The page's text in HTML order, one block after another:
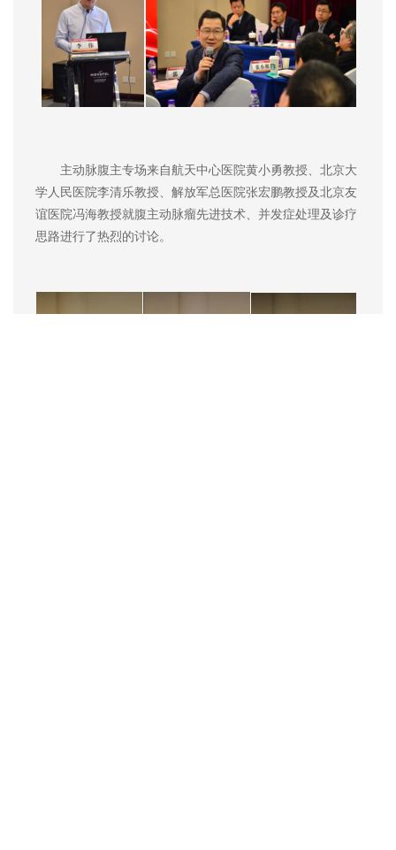
主动脉腹主专场来自航天中心医院黄小勇教授、北京大
学人民医院李清乐教授、解放军总医院张宏鹏教授及北京友
谊医院冯海教授就腹主动脉瘤先进技术、并发症处理及诊疗
思路进行了热烈的讨论。